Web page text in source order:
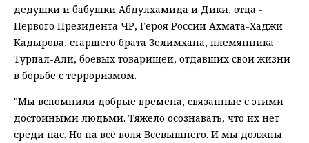
дедушки и бабушки Абдулхамида и Дики, отца -
Первого Президента ЧР, Героя России Ахмата-Хаджи
Кадырова, старшего брата Зелимхана, племянника
Турпал-Али, боевых товарищей, отдавших свои жизни
в борьбе с терроризмом.
"Мы вспомнили добрые времена, связанные с этими
достойными людьми. Тяжело осознавать, что их нет
среди нас. Но на всё воля Всевышнего. И мы должны